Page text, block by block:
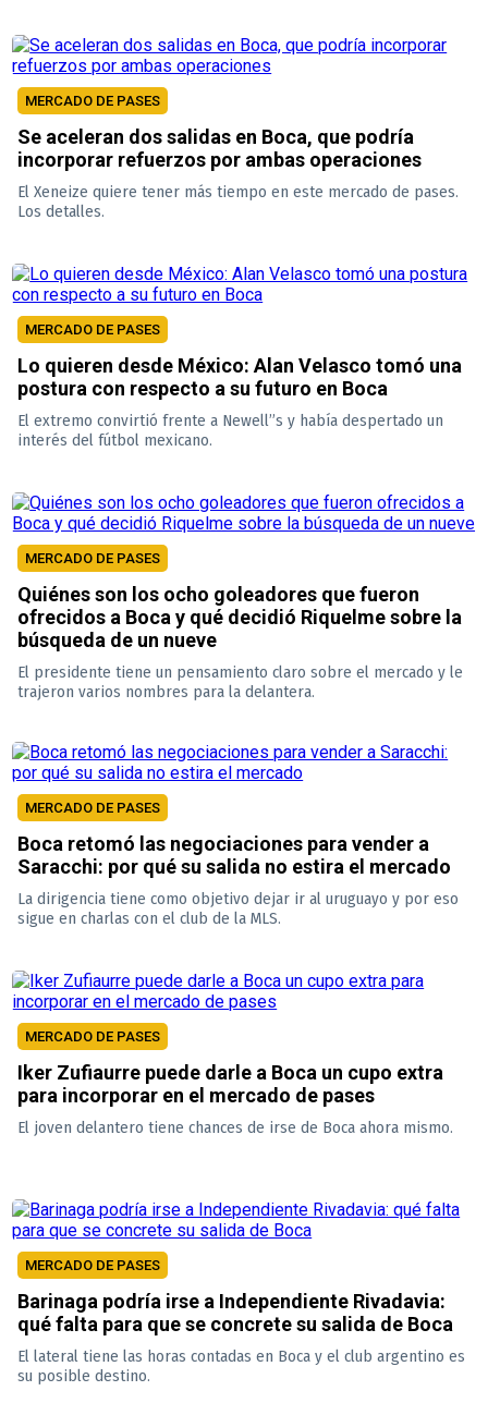
MERCADO DE PASES
Se aceleran dos salidas en Boca, que podría
incorporar refuerzos por ambas operaciones
El Xeneize quiere tener más tiempo en este mercado de pases.
Los detalles.
MERCADO DE PASES
Lo quieren desde México: Alan Velasco tomó una
postura con respecto a su futuro en Boca
El extremo convirtió frente a Newell”s y había despertado un
interés del fútbol mexicano.
MERCADO DE PASES
Quiénes son los ocho goleadores que fueron
ofrecidos a Boca y qué decidió Riquelme sobre la
búsqueda de un nueve
El presidente tiene un pensamiento claro sobre el mercado y le
trajeron varios nombres para la delantera.
MERCADO DE PASES
Boca retomó las negociaciones para vender a
Saracchi: por qué su salida no estira el mercado
La dirigencia tiene como objetivo dejar ir al uruguayo y por eso
sigue en charlas con el club de la MLS.
MERCADO DE PASES
Iker Zufiaurre puede darle a Boca un cupo extra
para incorporar en el mercado de pases
El joven delantero tiene chances de irse de Boca ahora mismo.
MERCADO DE PASES
Barinaga podría irse a Independiente Rivadavia:
qué falta para que se concrete su salida de Boca
El lateral tiene las horas contadas en Boca y el club argentino es
su posible destino.